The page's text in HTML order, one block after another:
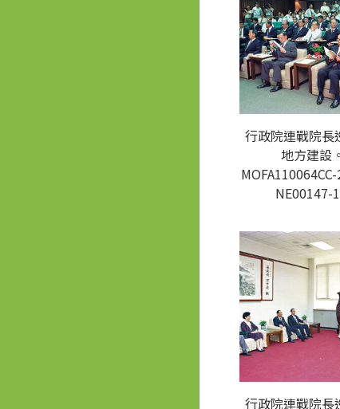
行政院連戰院長
地方建設
NE00147-
行政院連戰院長